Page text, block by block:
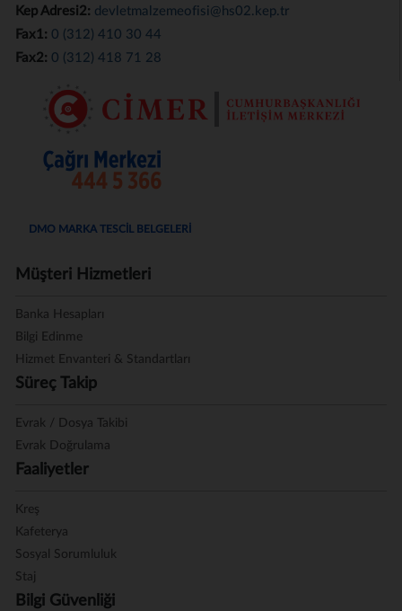
Kep Adresi2: devletmalzemeofisi@hs02.kep.tr
Fax1: 0 (312) 410 30 44
Fax2: 0 (312) 418 71 28
DMO MARKA TESCİL BELGELERİ
Müşteri Hizmetleri
Banka Hesapları
Bilgi Edinme
Hizmet Envanteri & Standartları
Süreç Takip
Evrak / Dosya Takibi
Evrak Doğrulama
Faaliyetler
Kreş
Kafeterya
Sosyal Sorumluluk
Staj
Bilgi Güvenliği